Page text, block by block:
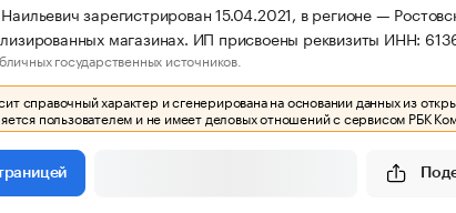
зарегистрирован 15.04.2021, в регионе —
магазинах. ИП присвоены реквизиты ИНН:
государственных источников.
справочный характер и сгенерирована на основании данных из
пользователем и не имеет деловых отношений с сервисом РБК